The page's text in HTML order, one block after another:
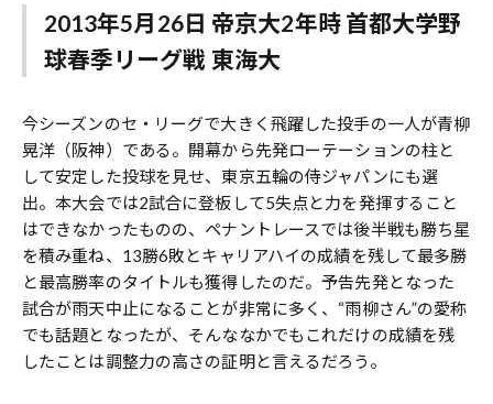
2013年5月26日 帝京大2年時 首都大学野
球春季リーグ戦 東海大
今シーズンのセ・リーグで大きく飛躍した投手の一人が青柳
晃洋（阪神）である。開幕から先発ローテーションの柱と
して安定した投球を見せ、東京五輪の侍ジャパンにも選
出。本大会では2試合に登板して5失点と力を発揮すること
はできなかったものの、ペナントレースでは後半戦も勝ち星
を積み重ね、13勝6敗とキャリアハイの成績を残して最多勝
と最高勝率のタイトルも獲得したのだ。予告先発となった
試合が雨天中止になることが非常に多く、“雨柳さん”の愛称
でも話題となったが、そんななかでもこれだけの成績を残
したことは調整力の高さの証明と言えるだろう。